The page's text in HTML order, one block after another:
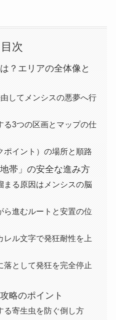
目次
？エリアの全体像と
してメンシスの悪夢へ行
る3つの区画とマップの仕
ポイント）の場所と順路
帯」の安全な進み方
まる原因はメンシスの脳
ら進むルートと安置の位
レル文字で発狂耐性を上
落として発狂を完全停止
略のポイント
る寄生虫を防ぐ倒し方